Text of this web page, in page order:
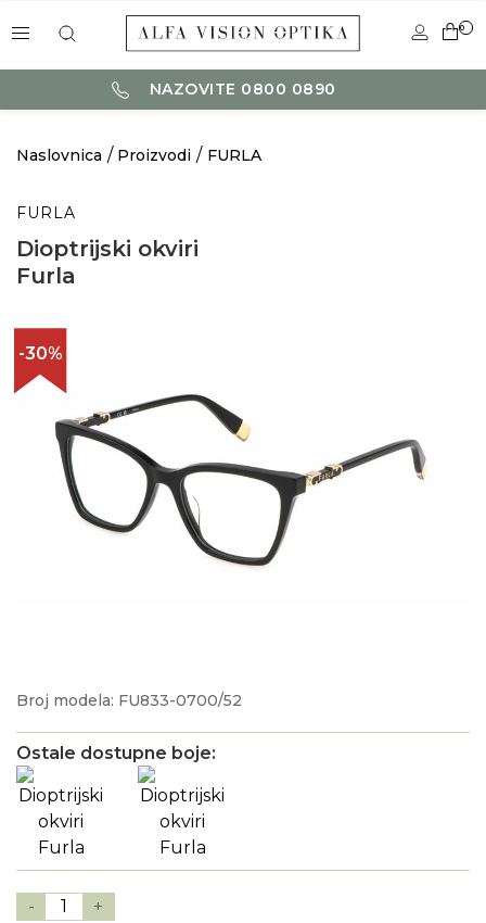
0
NAZOVITE 0800 0890
Naslovnica Proizvodi FURLA
FURLA
Dioptrijski okviri
Furla
-30%
Broj modela: FU833-0700/52
Ostale dostupne boje:
- 1 +